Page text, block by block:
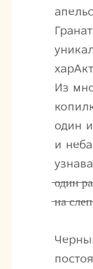
Из
один
и
̶о̶д̶и̶н̶
̶н̶а̶